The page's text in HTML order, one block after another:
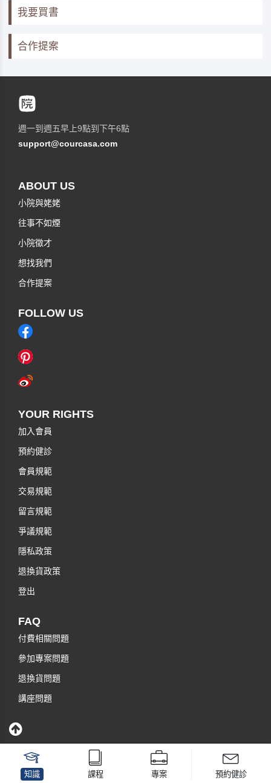
我要買書
合作提案
週一到週五早上9點到下午6點
support@courcasa.com
ABOUT US
小院與姥姥
往事不如煙
小院徵才
想找我們
合作提案
FOLLOW US
YOUR RIGHTS
加入會員
預約健診
會員規範
交易規範
留言規範
爭議規範
隱私政策
退換貨政策
登出
FAQ
付費相關問題
參加專案問題
退換貨問題
講座問題
知識 課程 專案 預約健診